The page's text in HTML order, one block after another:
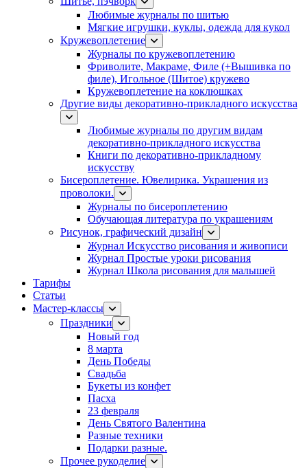
Любимые журналы по шитью
Мягкие игрушки, куклы, одежда для кукол
Кружевоплетение
Журналы по кружевоплетению
Фриволите, Макраме, Филе (+Вышивка по
филе), Игольное (Шитое) кружево
Кружевоплетение на коклюшках
Другие виды декоративно-прикладного искусства
Любимые журналы по другим видам
декоративно-прикладного искусства
Книги по декоративно-прикладному
искусству
Бисероплетение. Ювелирика. Украшения из
проволоки.
Журналы по бисероплетению
Обучающая литература по украшениям
Рисунок, графический дизайн
Журнал Искусство рисования и живописи
Журнал Простые уроки рисования
Журнал Школа рисования для малышей
Тарифы
Статьи
Мастер-классы
Праздники
Новый год
8 марта
День Победы
Свадьба
Букеты из конфет
Пасха
23 февраля
День Святого Валентина
Разные техники
Подарки разные.
Прочее рукоделие